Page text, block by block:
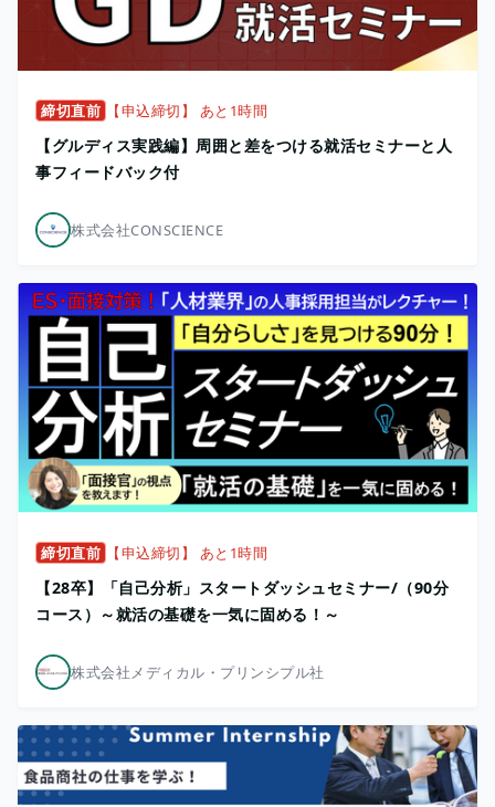
締切直前 【申込締切】 あと1時間
【グルディス実践編】周囲と差をつける就活セミナーと人
事フィードバック付
株式会社CONSCIENCE
締切直前 【申込締切】 あと1時間
【28卒】「自己分析」スタートダッシュセミナー/（90分
コース）～就活の基礎を一気に固める！～
株式会社メディカル・プリンシプル社